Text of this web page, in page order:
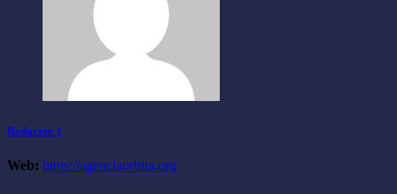
Redactor 1
Web: https://agenciaorbita.org